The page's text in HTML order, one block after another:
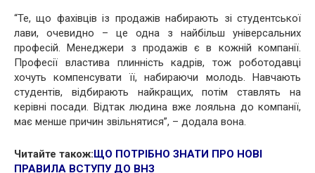
“Те, що фахівців із продажів набирають зі студентської
лави, очевидно – це одна з найбільш універсальних
професій. Менеджери з продажів є в кожній компанії.
Професії властива плинність кадрів, тож роботодавці
хочуть компенсувати її, набираючи молодь. Навчають
студентів, відбирають найкращих, потім ставлять на
керівні посади. Відтак людина вже лояльна до компанії,
має менше причин звільнятися”, – додала вона.
Читайте також:ЩО ПОТРІБНО ЗНАТИ ПРО НОВІ
ПРАВИЛА ВСТУПУ ДО ВНЗ